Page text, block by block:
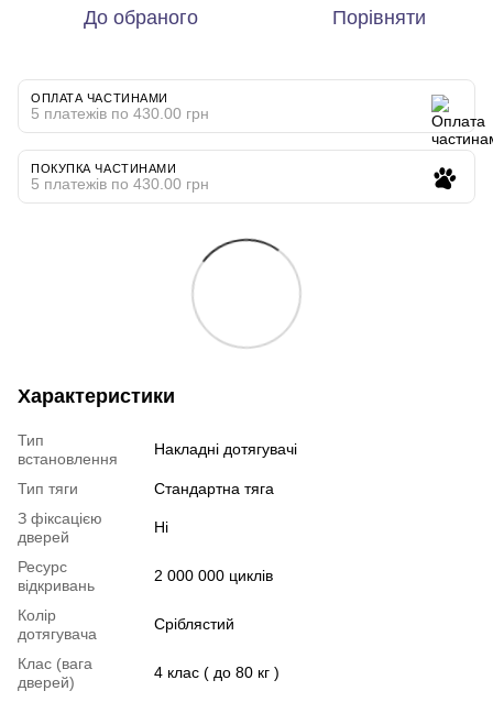
До обраного Порівняти
ОПЛАТА ЧАСТИНАМИ
5 платежів по 430.00 грн
ПОКУПКА ЧАСТИНАМИ
5 платежів по 430.00 грн
Характеристики
Тип
встановлення
Накладні дотягувачі
Тип тяги
Стандартна тяга
З фіксацією
дверей
Ні
Ресурс
відкривань
2 000 000 циклів
Колір
дотягувача
Сріблястий
Клас (вага
дверей)
4 клас ( до 80 кг )